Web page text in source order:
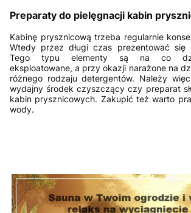
Preparaty do pielęgnacji kabin
Kabinę prysznicową trzeba regularnie
Wtedy przez długi czas prezentować się
Tego typu elementy są na co
eksploatowane, a przy okazji narażone na
różnego rodzaju detergentów. Należy
wydajny środek czyszczący czy preparat
kabin prysznicowych. Zakupić też warto
wody.